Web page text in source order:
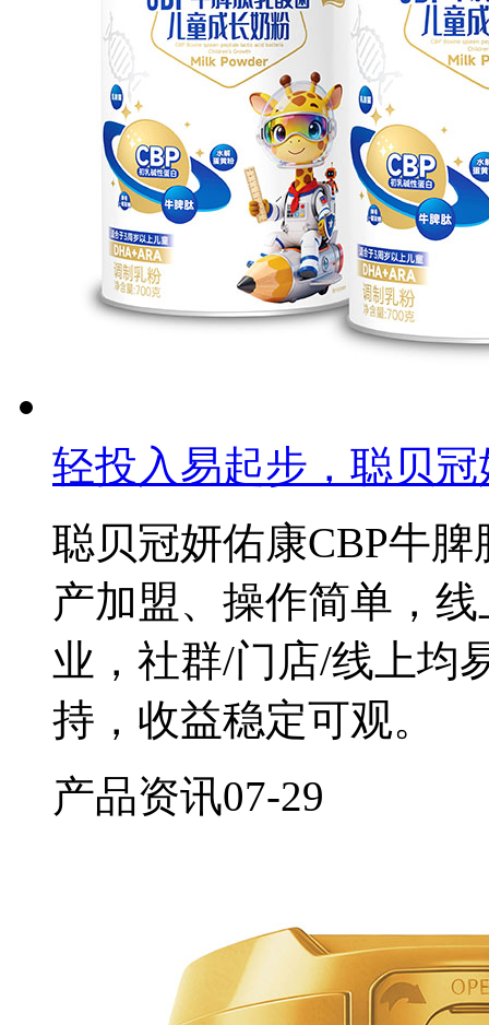
轻投入易起步，聪贝
聪贝冠妍佑康CBP牛
产加盟、操作简单，
业，社群/门店/线上均
持，收益稳定可观。
产品资讯07-29